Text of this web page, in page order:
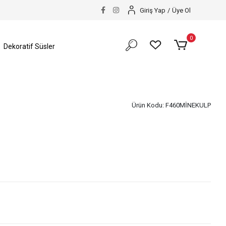
Giriş Yap / Üye Ol
Dekoratif Süsler
0
Ürün Kodu: F460MİNEKULP